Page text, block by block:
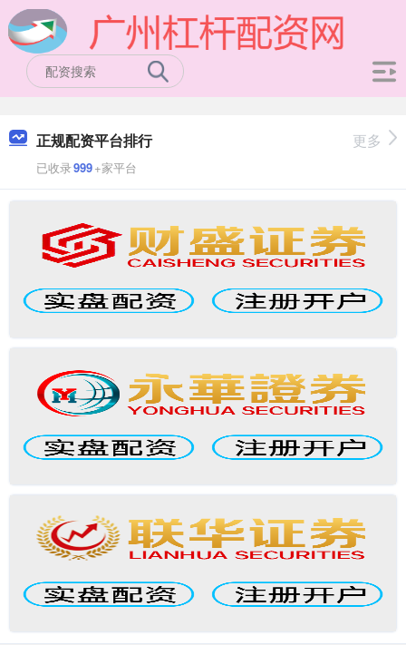
正规配资平台排行
已收录999+家平台
更多